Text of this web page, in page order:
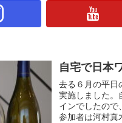
自宅で日本
去る６月の平日
実施しました。
インでしたので
参加者は河村真